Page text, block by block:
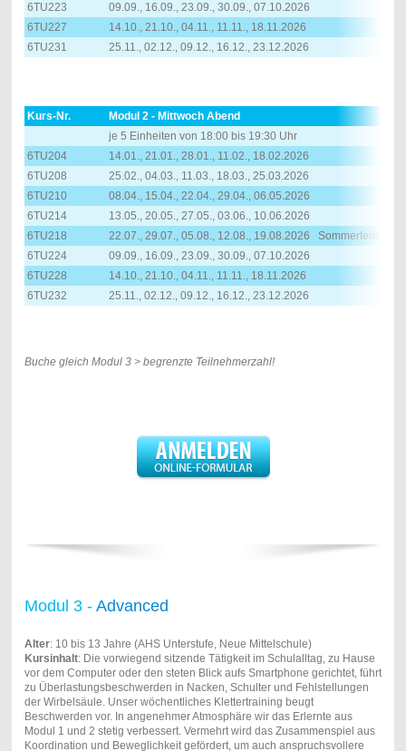
6TU223
09.09., 16.09., 23.09., 30.09., 07.10.2026
6TU227
14.10., 21.10., 04.11., 11.11., 18.11.2026
6TU231
25.11., 02.12., 09.12., 16.12., 23.12.2026
Kurs-Nr.
Modul 2 - Mittwoch Abend
je 5 Einheiten von 18:00 bis 19:30 Uhr
6TU204
14.01., 21.01., 28.01., 11.02., 18.02.2026
6TU208
25.02., 04.03., 11.03., 18.03., 25.03.2026
6TU210
08.04., 15.04., 22.04., 29.04., 06.05.2026
6TU214
13.05., 20.05., 27.05., 03.06., 10.06.2026
6TU218
22.07., 29.07., 05.08., 12.08., 19.08.2026 Sommerferien
6TU224
09.09., 16.09., 23.09., 30.09., 07.10.2026
6TU228
14.10., 21.10., 04.11., 11.11., 18.11.2026
6TU232
25.11., 02.12., 09.12., 16.12., 23.12.2026
Buche gleich Modul 3 > begrenzte Teilnehmerzahl!
Modul 3 - Advanced
Alter: 10 bis 13 Jahre (AHS Unterstufe, Neue Mittelschule)
Kursinhalt: Die vorwiegend sitzende Tätigkeit im Schulalltag, zu Hause
vor dem Computer oder den steten Blick aufs Smartphone gerichtet, führt
zu Überlastungsbeschwerden in Nacken, Schulter und Fehlstellungen
der Wirbelsäule. Unser wöchentliches Klettertraining beugt
Beschwerden vor. In angenehmer Atmosphäre wir das Erlernte aus
Modul 1 und 2 stetig verbessert. Vermehrt wird das Zusammenspiel aus
Koordination und Beweglichkeit gefördert, um auch anspruchsvollere